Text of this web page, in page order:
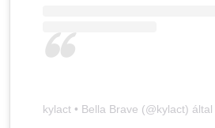
kylact • Bella Brave (@kylact) által